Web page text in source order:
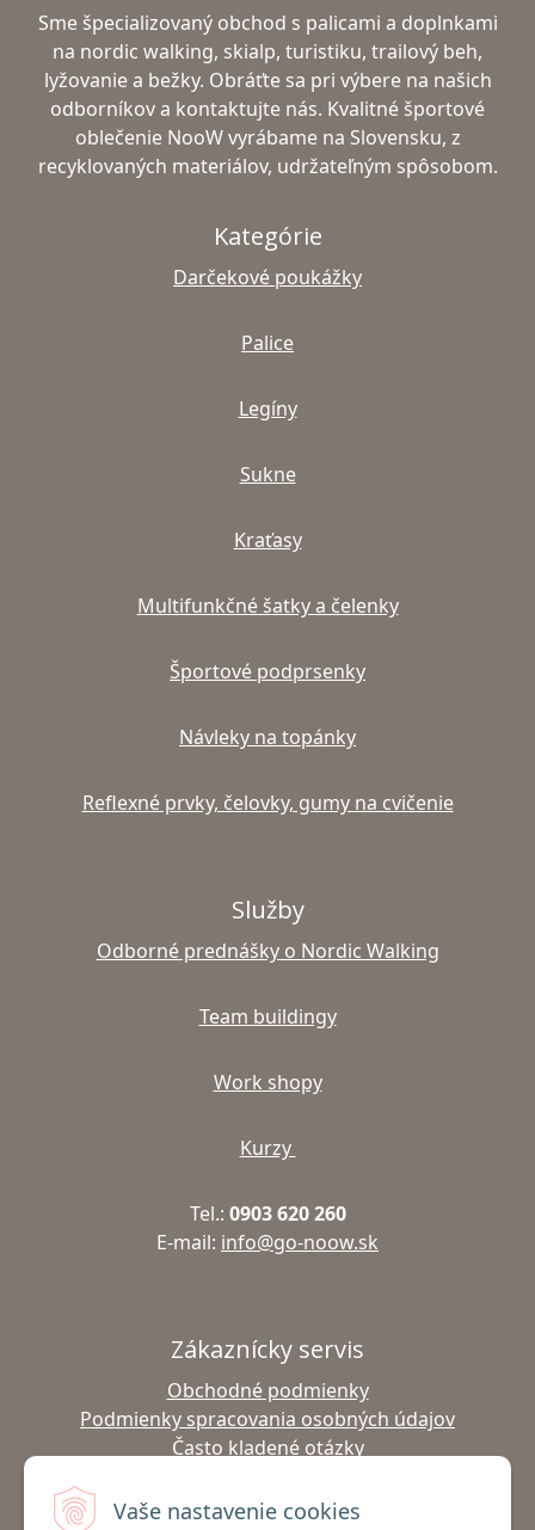
Vaše nastavenie cookies
Sme špecializovaný obchod s palicami a doplnkami
na nordic walking, skialp, turistiku, trailový beh,
lyžovanie a bežky. Obráťte sa pri výbere na našich
odborníkov a kontaktujte nás. Kvalitné športové
oblečenie NooW vyrábame na Slovensku, z
recyklovaných materiálov, udržateľným spôsobom.
Kategórie
Darčekové poukážky
Palice
Legíny
Sukne
Kraťasy
Multifunkčné šatky a čelenky
Športové podprsenky
Návleky na topánky
Reflexné prvky, čelovky, gumy na cvičenie
Služby
Odborné prednášky o Nordic Walking
Team buildingy
Work shopy
Kurzy
Tel.: 0903 620 260
E-mail: info@go-noow.sk
Zákaznícky servis
Obchodné podmienky
Podmienky spracovania osobných údajov
Často kladené otázky
Vrátenie tovaru